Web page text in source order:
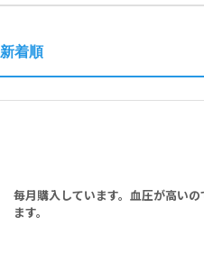
新着順
毎月購入しています。血圧が高い
ます。